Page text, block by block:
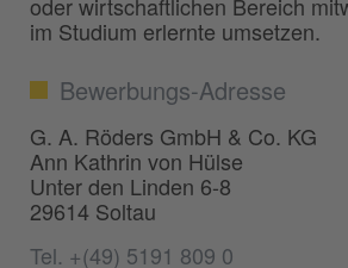
im Studium erlernte umsetzen.
Bewerbungs-Adresse
G. A. Röders GmbH & Co. KG
Ann Kathrin von Hülse
Unter den Linden 6-8
29614 Soltau
Tel. +(49) 5191 809 0